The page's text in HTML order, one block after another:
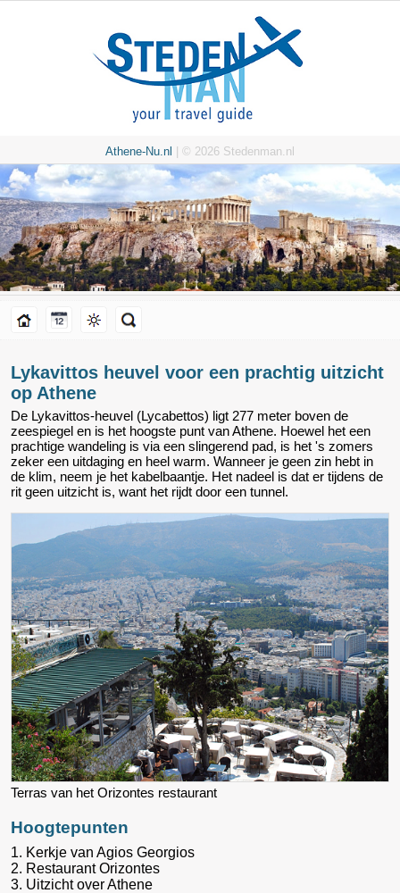
Athene-Nu.nl | © 2026 Stedenman.nl
Lykavittos heuvel voor een prachtig uitzicht
op Athene
De Lykavittos-heuvel (Lycabettos) ligt 277 meter boven de
zeespiegel en is het hoogste punt van Athene. Hoewel het een
prachtige wandeling is via een slingerend pad, is het 's zomers
zeker een uitdaging en heel warm. Wanneer je geen zin hebt in
de klim, neem je het kabelbaantje. Het nadeel is dat er tijdens de
rit geen uitzicht is, want het rijdt door een tunnel.
Terras van het Orizontes restaurant
Hoogtepunten
1. Kerkje van Agios Georgios
2. Restaurant Orizontes
3. Uitzicht over Athene